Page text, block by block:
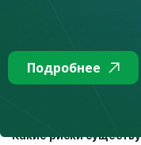
Какие риски
Подробнее